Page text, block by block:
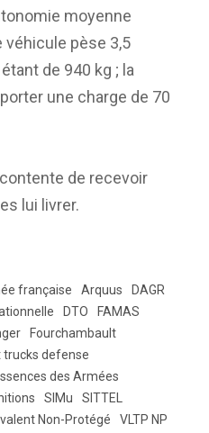
moyenne
véhicule pèse 3,5
de 940 kg ; la
une charge de 70
de recevoir
lui livrer.
française Arquus
DAGR
DTO
FAMAS
Fourchambault
trucks defense
des Armées
SIMu
SITTEL
Non-Protégé
VLTP NP